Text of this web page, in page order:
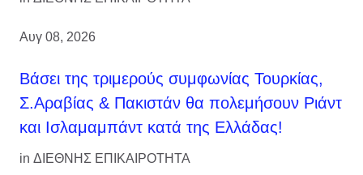
Αυγ 08, 2026
Βάσει της τριμερούς συμφωνίας Τουρκίας,
Σ.Αραβίας & Πακιστάν θα πολεμήσουν Ριάντ
και Ισλαμαμπάντ κατά της Ελλάδας!
in ΔΙΕΘΝΗΣ ΕΠΙΚΑΙΡΟΤΗΤΑ